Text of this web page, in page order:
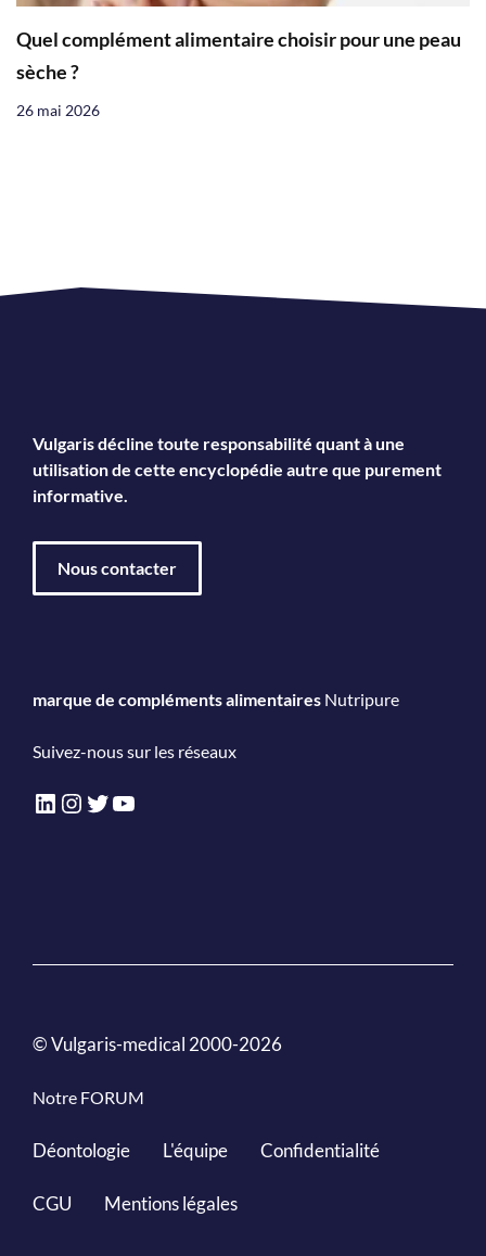
Quel complément alimentaire choisir pour une peau
sèche ?
26 mai 2026
Vulgaris décline toute responsabilité quant à une
utilisation de cette encyclopédie autre que purement
informative.
Nous contacter
marque de compléments alimentaires Nutripure
Suivez-nous sur les réseaux
LinkedIn
Instagram
Twitter
YouTube
© Vulgaris-medical 2000-2026
Notre FORUM
Déontologie L'équipe Confidentialité
CGU Mentions légales